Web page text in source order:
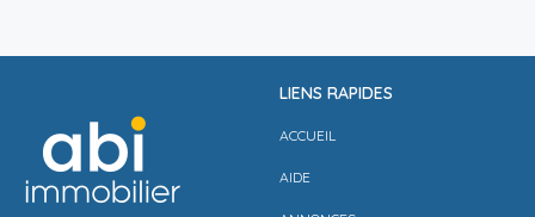
LIENS RAPIDES
ACCUEIL
AIDE